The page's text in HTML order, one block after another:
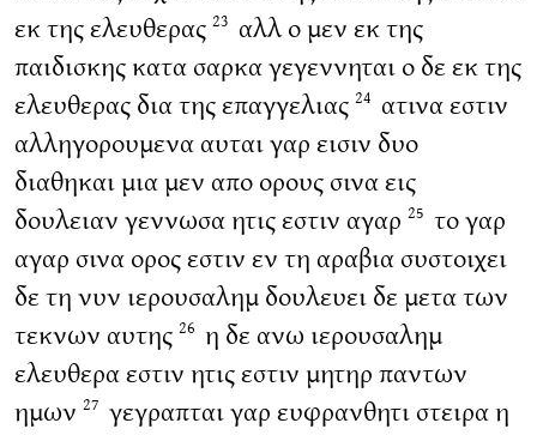
εκ της ελευθερας 23 αλλ ο μεν εκ της
παιδισκης κατα σαρκα γεγεννηται ο δε εκ της
ελευθερας δια της επαγγελιας 24 ατινα εστιν
αλληγορουμενα αυται γαρ εισιν δυο
διαθηκαι μια μεν απο ορους σινα εις
δουλειαν γεννωσα ητις εστιν αγαρ 25 το γαρ
αγαρ σινα ορος εστιν εν τη αραβια συστοιχει
δε τη νυν ιερουσαλημ δουλευει δε μετα των
τεκνων αυτης 26 η δε ανω ιερουσαλημ
ελευθερα εστιν ητις εστιν μητηρ παντων
ημων 27 γεγραπται γαρ ευφρανθητι στειρα η